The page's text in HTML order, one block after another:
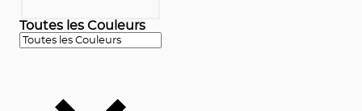
Toutes les Couleurs